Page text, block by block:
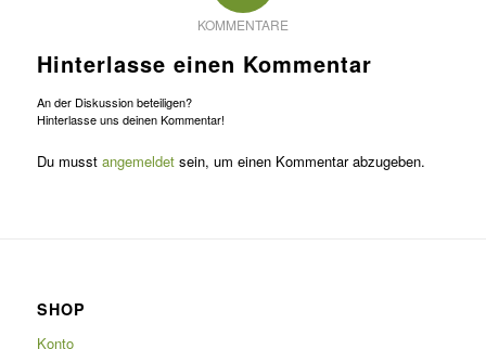
KOMMENTARE
Hinterlasse einen Kommentar
An der Diskussion beteiligen?
Hinterlasse uns deinen Kommentar!
Du musst angemeldetsein, um einen Kommentar abzugeben.
SHOP
Konto